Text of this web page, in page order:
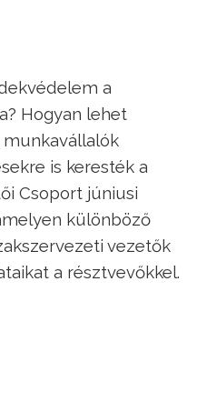
a
Hogyan lehet
is keresték a
Csoport júniusi
különböző
vezetők
a résztvevőkkel.